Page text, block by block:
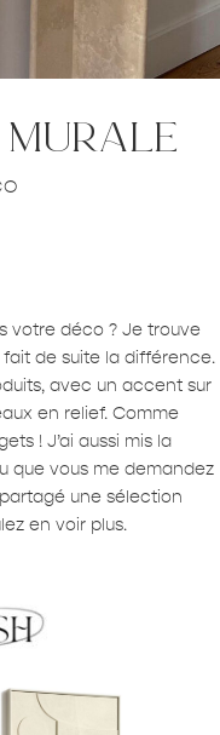
votre déco ? Je trouve
de suite la différence.
avec un accent sur
en relief. Comme
! J’ai aussi mis la
que vous me demandez
une sélection
en voir plus.